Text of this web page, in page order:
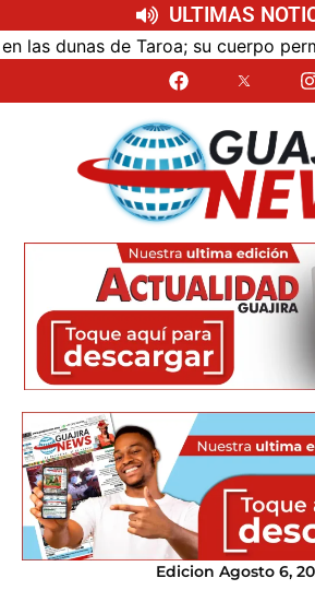
ULTIMAS
de Taroa; su cuerpo
Edicion Agosto 6,